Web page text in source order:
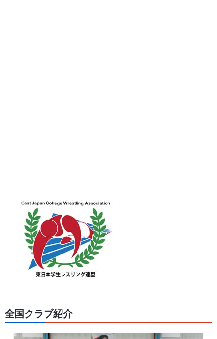
全国クラブ紹介